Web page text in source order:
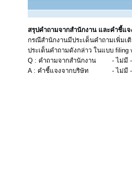
สรุปคำถามจากสำนักงาน และคำชี้แจ
กรณีสำนักงานมีประเด็นคำถามเพิ่ม
ประเด็นคำถามดังกล่าว ในแบบ
Q : คำถามจากสำนักงาน
- ไม่มี -
A : คำชี้แจงจากบริษัท
- ไม่มี -